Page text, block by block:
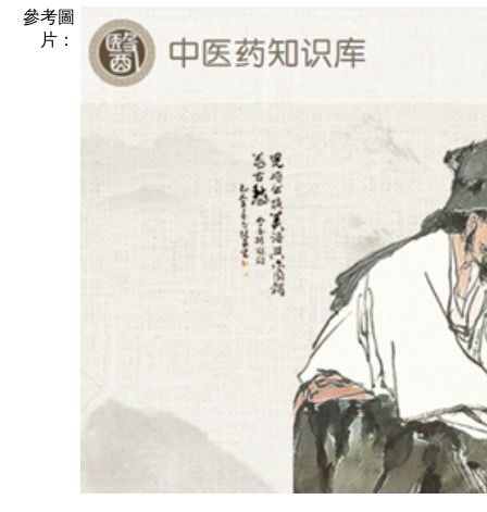
參考圖
片：